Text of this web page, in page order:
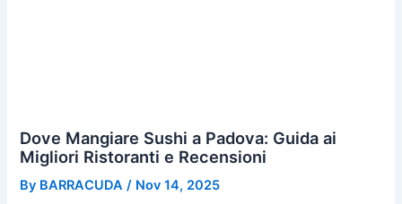
Dove Mangiare Sushi a Padova: Guida ai
Migliori Ristoranti e Recensioni
By BARRACUDA / Nov 14, 2025